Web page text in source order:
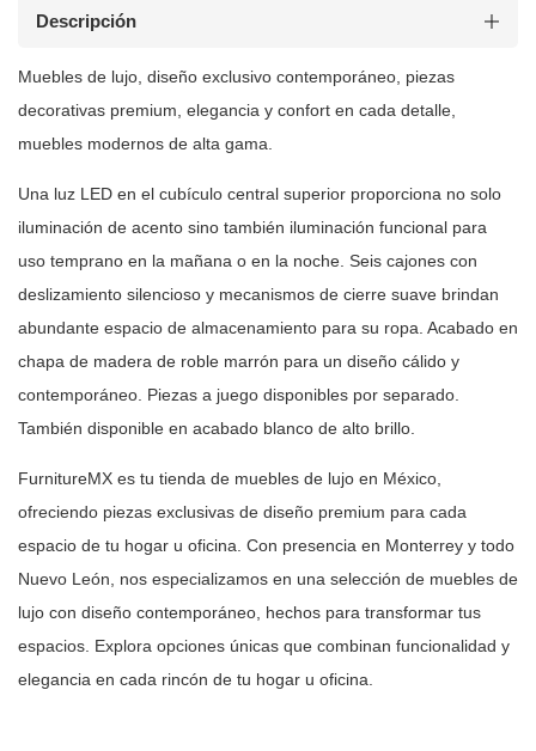
Descripción
Muebles de lujo, diseño exclusivo contemporáneo, piezas
decorativas premium, elegancia y confort en cada detalle,
muebles modernos de alta gama.
Una luz LED en el cubículo central superior proporciona no solo
iluminación de acento sino también iluminación funcional para
uso temprano en la mañana o en la noche. Seis cajones con
deslizamiento silencioso y mecanismos de cierre suave brindan
abundante espacio de almacenamiento para su ropa. Acabado en
chapa de madera de roble marrón para un diseño cálido y
contemporáneo. Piezas a juego disponibles por separado.
También disponible en acabado blanco de alto brillo.
FurnitureMX es tu tienda de muebles de lujo en México,
ofreciendo piezas exclusivas de diseño premium para cada
espacio de tu hogar u oficina. Con presencia en Monterrey y todo
Nuevo León, nos especializamos en una selección de muebles de
lujo con diseño contemporáneo, hechos para transformar tus
espacios. Explora opciones únicas que combinan funcionalidad y
elegancia en cada rincón de tu hogar u oficina.